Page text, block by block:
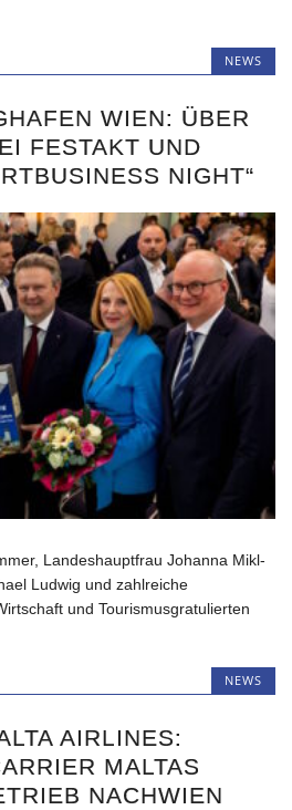
NEWS
WIEN: ÜBER
FESTAKT UND
NIGHT“
Landeshauptfrau Johanna Mikl-
Ludwig und zahlreiche
und Tourismusgratulierten
NEWS
AIRLINES:
MALTAS
NACHWIEN